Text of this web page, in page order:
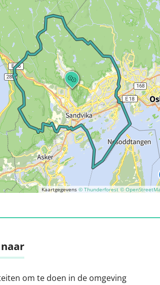
Kaartgegevens © Thunderforest ©
om te doen in de omgeving